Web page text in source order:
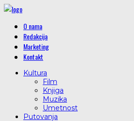
O nama
Redakcija
Marketing
Kontakt
Kultura
Film
Knjiga
Muzika
Umetnost
Putovanja